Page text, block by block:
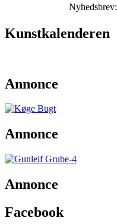
Nyhedsbrev:
Kunstkalenderen
Annonce
Annonce
Annonce
Facebook